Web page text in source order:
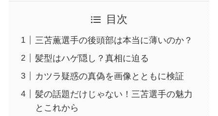
目次
三苫薫選手の後頭部は本当に薄いのか？
髪型はハゲ隠し？真相に迫る
カツラ疑惑の真偽を画像とともに検証
髪の話題だけじゃない！三苫選手の魅力
とこれから